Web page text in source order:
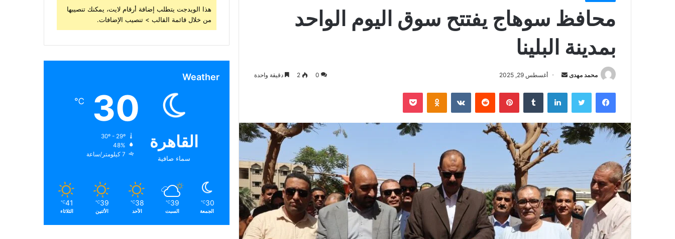
محافظ سوهاج يفتتح سوق اليوم الواحد
بمدينة البلينا
محمد مهدى
أرسل
إلكترونيا
أغسطس 29, 2025 0
2 دقيقة واحدة
فيسبوك تويتر لينكدإن بينتيريست Odnoklassniki
بوكيت
هذا الويدجت يتطلب إضافة أرقام لايت، يمكنك تنصيبها
من خلال قائمة القالب > تنصيب الإضافات.
Weather
القاهرة
سماء صافية
30
℃
48%
7 كيلومتر/ساعة
30
℃
الجمعة
39
℃
السبت
38
℃
الأحد
39
℃
الأثنين
41
℃
الثلاثاء